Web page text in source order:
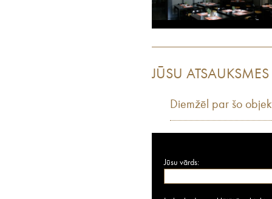
JŪSU ATSAUKSMES
Diemžēl par šo
Jūsu vārds: